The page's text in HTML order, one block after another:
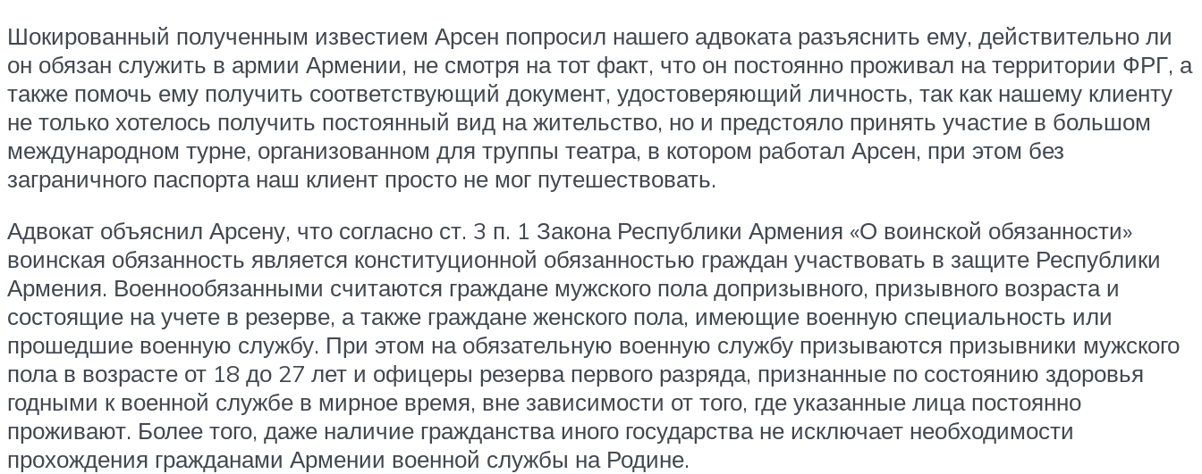
Шокированный полученным известием Арсен попросил нашего адвоката разъяснить ему, действительно ли
он обязан служить в армии Армении, не смотря на тот факт, что он постоянно проживал на территории ФРГ, а
также помочь ему получить соответствующий документ, удостоверяющий личность, так как нашему клиенту
не только хотелось получить постоянный вид на жительство, но и предстояло принять участие в большом
международном турне, организованном для труппы театра, в котором работал Арсен, при этом без
заграничного паспорта наш клиент просто не мог путешествовать.
Адвокат объяснил Арсену, что согласно ст. 3 п. 1 Закона Республики Армения «О воинской обязанности»
воинская обязанность является конституционной обязанностью граждан участвовать в защите Республики
Армения. Военнообязанными считаются граждане мужского пола допризывного, призывного возраста и
состоящие на учете в резерве, а также граждане женского пола, имеющие военную специальность или
прошедшие военную службу. При этом на обязательную военную службу призываются призывники мужского
пола в возрасте от 18 до 27 лет и офицеры резерва первого разряда, признанные по состоянию здоровья
годными к военной службе в мирное время, вне зависимости от того, где указанные лица постоянно
проживают. Более того, даже наличие гражданства иного государства не исключает необходимости
прохождения гражданами Армении военной службы на Родине.